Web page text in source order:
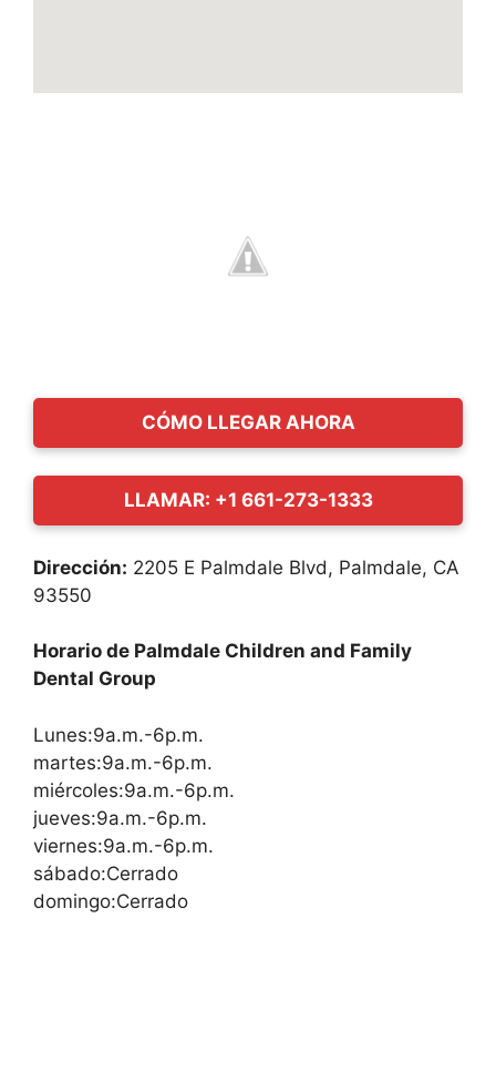
CÓMO LLEGAR AHORA
LLAMAR: +1 661-273-1333
Dirección: 2205 E Palmdale Blvd, Palmdale, CA
93550
Horario de Palmdale Children and Family
Dental Group
Lunes:9a.m.-6p.m.
martes:9a.m.-6p.m.
miércoles:9a.m.-6p.m.
jueves:9a.m.-6p.m.
viernes:9a.m.-6p.m.
sábado:Cerrado
domingo:Cerrado